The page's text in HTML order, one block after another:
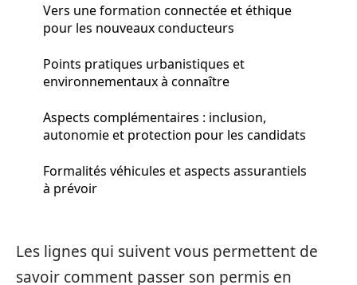
Vers une formation connectée et éthique
pour les nouveaux conducteurs
Points pratiques urbanistiques et
environnementaux à connaître
Aspects complémentaires : inclusion,
autonomie et protection pour les candidats
Formalités véhicules et aspects assurantiels
à prévoir
Les lignes qui suivent vous permettent de
savoir comment passer son permis en